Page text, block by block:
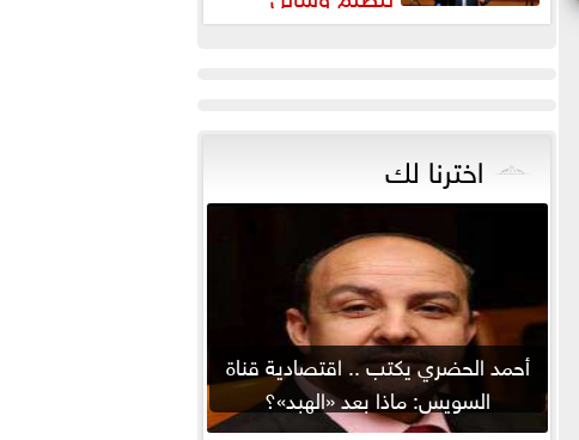
التواصل يواجه التزييف العميق
اخترنا لك
أحمد الحضري يكتب .. اقتصادية قناة
السويس: ماذا بعد «الهبد»؟